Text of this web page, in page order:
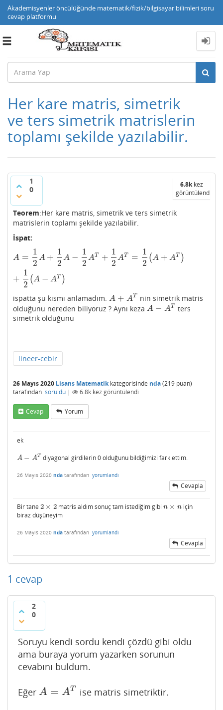
Akademisyenler öncülüğünde matematik/fizik/bilgisayar bilimleri soru
cevap platformu
Toggle
Her kare matris, simetrik
ve ters simetrik matrislerin
toplamı şekilde yazılabilir.
1
0
6.8kkez
görüntülendi
Teorem:Her kare matris, simetrik ve ters simetrik
matrislerin toplamı şekilde yazılabilir.
İspat:
A =
1
2 A +
1
2 A −
1
2 AT +
1
2 AT =
1
2
(A + AT )
+
1
2
(A − AT )
A= 12 A+12 A− 12AT +1 2AT=1 2(A +AT)+ 2( A−AT)
ispatta şu kısmı anlamadım. A + AT
A+ AT
nin simetrik matris
olduğunu nereden biliyoruz ? Aynı keza A − AT
A− AT
ters
simetrik olduğunu
lineer-cebir
26 Mayıs 2020 Lisans Matematikkategorisinde nda(219 puan)
tarafından soruldu | 6.8k kez görüntülendi
Cevap Yorum
ek
A − AT
A− AT diyagonal girdilerin 0 olduğunu bildiğimizi fark ettim.
26 Mayıs 2020 nda tarafından yorumlandı
Cevapla
Bir tane 2 × 2
2 ×2 matris aldım sonuç tam istediğim gibin × n
n×n
için
biraz düşüneyim
26 Mayıs 2020 nda tarafından yorumlandı
Cevapla
1 cevap
2
0
Soruyu kendi sordu kendi çözdü gibi oldu
ama buraya yorum yazarken sorunun
cevabını buldum.
Eğer A = AT
A= AT ise matris simetriktir.